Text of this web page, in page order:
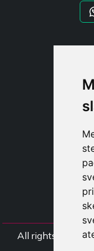
All rights